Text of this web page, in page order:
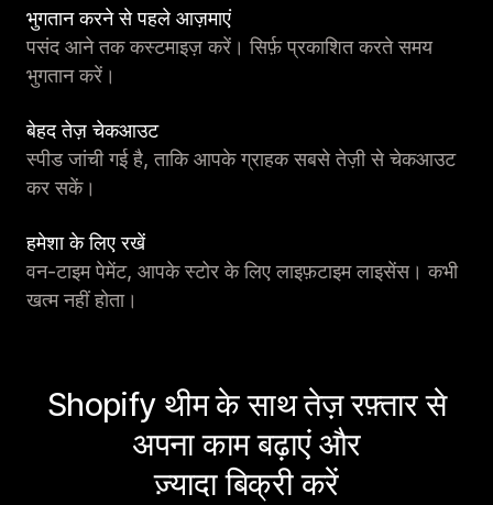
भुगतान करने से पहले आज़माएं
पसंद आने तक कस्टमाइज़ करें। सिर्फ़ प्रकाशित करते समय
भुगतान करें।
बेहद तेज़ चेकआउट
स्पीड जांची गई है, ताकि आपके ग्राहक सबसे तेज़ी से चेकआउट
कर सकें।
हमेशा के लिए रखें
वन-टाइम पेमेंट, आपके स्टोर के लिए लाइफ़टाइम लाइसेंस। कभी
खत्म नहीं होता।
Shopify थीम के साथ तेज़ रफ़्तार से
अपना काम बढ़ाएं और
ज़्यादा बिक्री करें